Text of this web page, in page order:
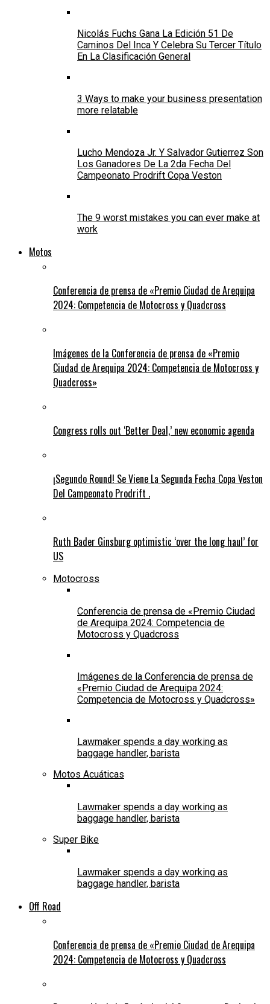
Nicolás Fuchs Gana La Edición 51 De
Caminos Del Inca Y Celebra Su Tercer Título
En La Clasificación General
3 Ways to make your business presentation
more relatable
Lucho Mendoza Jr. Y Salvador Gutierrez Son
Los Ganadores De La 2da Fecha Del
Campeonato Prodrift Copa Veston
The 9 worst mistakes you can ever make at
work
Motos
Conferencia de prensa de «Premio Ciudad de Arequipa
2024: Competencia de Motocross y Quadcross
Imágenes de la Conferencia de prensa de «Premio
Ciudad de Arequipa 2024: Competencia de Motocross y
Quadcross»
Congress rolls out ‘Better Deal,’ new economic agenda
¡Segundo Round! Se Viene La Segunda Fecha Copa Veston
Del Campeonato Prodrift .
Ruth Bader Ginsburg optimistic ‘over the long haul’ for
US
Motocross
Conferencia de prensa de «Premio Ciudad
de Arequipa 2024: Competencia de
Motocross y Quadcross
Imágenes de la Conferencia de prensa de
«Premio Ciudad de Arequipa 2024:
Competencia de Motocross y Quadcross»
Lawmaker spends a day working as
baggage handler, barista
Motos Acuáticas
Lawmaker spends a day working as
baggage handler, barista
Super Bike
Lawmaker spends a day working as
baggage handler, barista
Off Road
Conferencia de prensa de «Premio Ciudad de Arequipa
2024: Competencia de Motocross y Quadcross